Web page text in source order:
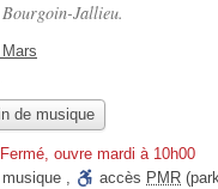
Jallieu.
de musique
Fermé, ouvre mardi à 10h00
, accès PMR